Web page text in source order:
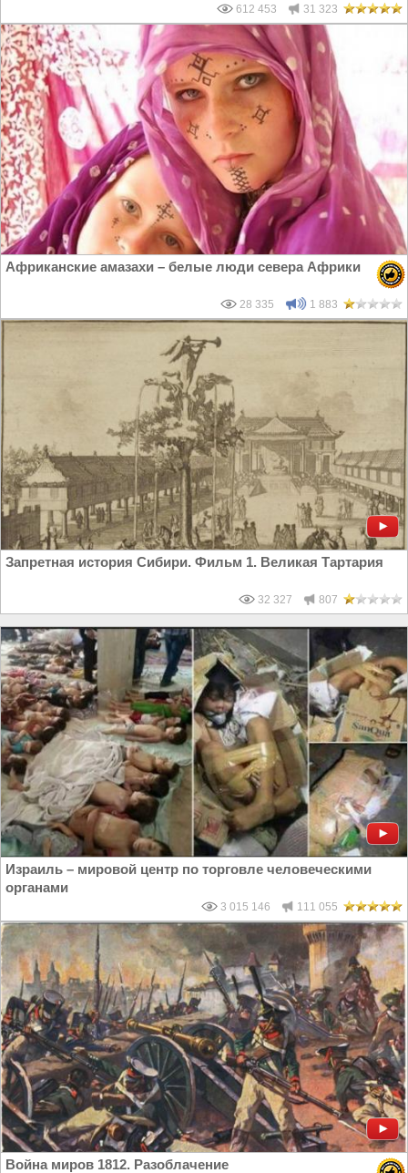
612 453 31 323
Африканские амазахи – белые люди севера Африки
28 335 1 883
Запретная история Сибири. Фильм 1. Великая Тартария
32 327 807
Израиль – мировой центр по торговле человеческими
органами
3 015 146 111 055
Война миров 1812. Разоблачение